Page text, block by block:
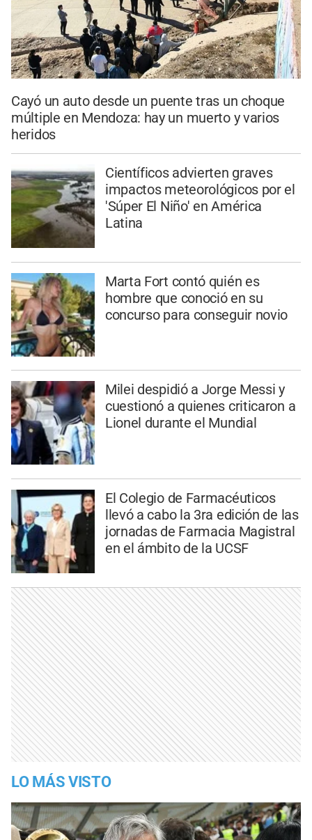
Cayó un auto desde un puente tras un choque
múltiple en Mendoza: hay un muerto y varios
heridos
Científicos advierten graves
impactos meteorológicos por el
'Súper El Niño' en América
Latina
Marta Fort contó quién es
hombre que conoció en su
concurso para conseguir novio
Milei despidió a Jorge Messi y
cuestionó a quienes criticaron a
Lionel durante el Mundial
El Colegio de Farmacéuticos
llevó a cabo la 3ra edición de las
jornadas de Farmacia Magistral
en el ámbito de la UCSF
LO MÁS VISTO